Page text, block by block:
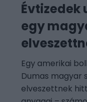
Évtizedek
egy
Egy amerikai
Dumas magyar
elveszettnek